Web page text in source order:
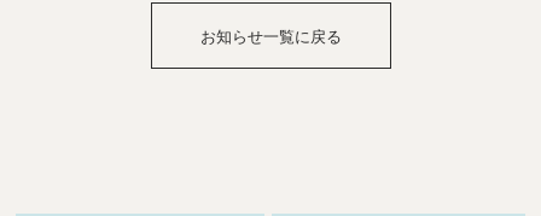
お知らせ一覧に戻る